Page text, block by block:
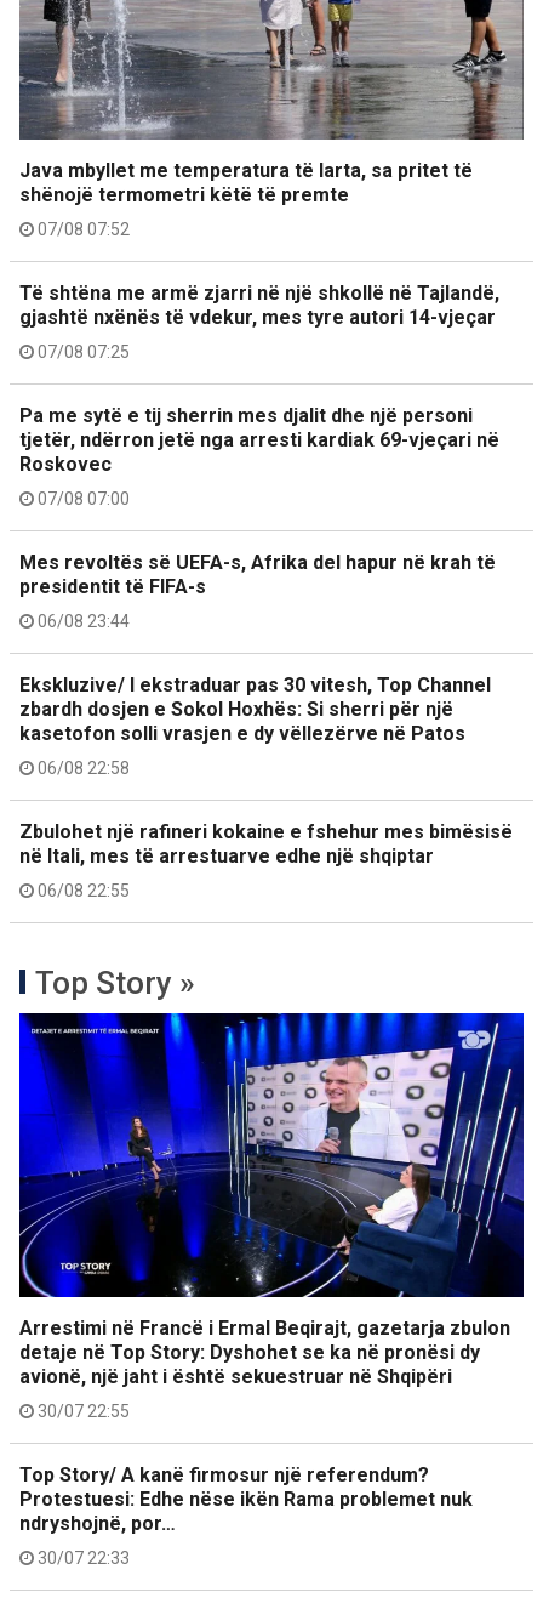
Java mbyllet me temperatura të larta, sa pritet të
shënojë termometri këtë të premte
07/08 07:52
Të shtëna me armë zjarri në një shkollë në Tajlandë,
gjashtë nxënës të vdekur, mes tyre autori 14-vjeçar
07/08 07:25
Pa me sytë e tij sherrin mes djalit dhe një personi
tjetër, ndërron jetë nga arresti kardiak 69-vjeçari në
Roskovec
07/08 07:00
Mes revoltës së UEFA-s, Afrika del hapur në krah të
presidentit të FIFA-s
06/08 23:44
Ekskluzive/ I ekstraduar pas 30 vitesh, Top Channel
zbardh dosjen e Sokol Hoxhës: Si sherri për një
kasetofon solli vrasjen e dy vëllezërve në Patos
06/08 22:58
Zbulohet një rafineri kokaine e fshehur mes bimësisë
në Itali, mes të arrestuarve edhe një shqiptar
06/08 22:55
Top Story »
Arrestimi në Francë i Ermal Beqirajt, gazetarja zbulon
detaje në Top Story: Dyshohet se ka në pronësi dy
avionë, një jaht i është sekuestruar në Shqipëri
30/07 22:55
Top Story/ A kanë firmosur një referendum?
Protestuesi: Edhe nëse ikën Rama problemet nuk
ndryshojnë, por…
30/07 22:33